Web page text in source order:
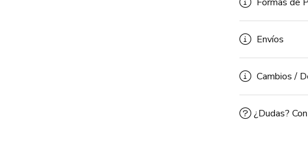
Envíos
Cambios /
¿Dudas?